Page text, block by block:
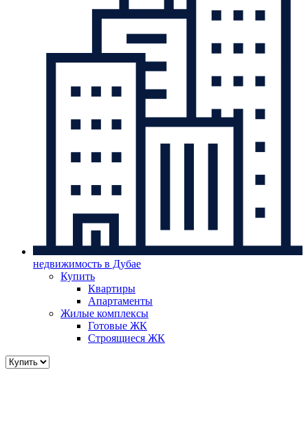
недвижимость в Дубае
Купить
Квартиры
Апартаменты
Жилые комплексы
Готовые ЖК
Строящиеся ЖК